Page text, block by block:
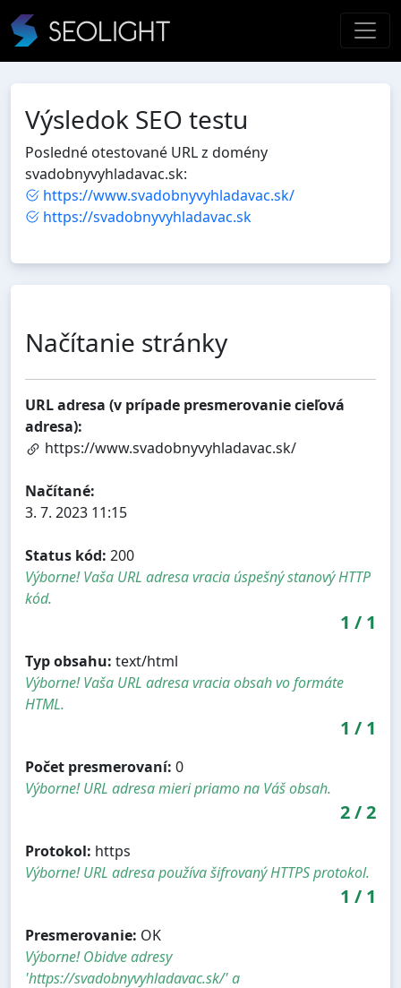
Výsledok SEO testu
Posledné otestované URL z domény
svadobnyvyhladavac.sk:
https://www.svadobnyvyhladavac.sk/
https://svadobnyvyhladavac.sk
Načítanie stránky
URL adresa (v prípade presmerovanie cieľová
adresa):
https://www.svadobnyvyhladavac.sk/
Načítané:
3. 7. 2023 11:15
Status kód: 200
Výborne! Vaša URL adresa vracia úspešný stanový HTTP
kód.
1 / 1
Typ obsahu: text/html
Výborne! Vaša URL adresa vracia obsah vo formáte
HTML.
1 / 1
Počet presmerovaní: 0
Výborne! URL adresa mieri priamo na Váš obsah.
2/2
Protokol: https
Výborne! URL adresa používa šifrovaný HTTPS protokol.
1 / 1
Presmerovanie: OK
Výborne! Obidve adresy
'https://svadobnyvyhladavac.sk/' a